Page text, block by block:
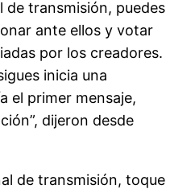
de transmisión, puedes
ante ellos y votar
por los creadores.
inicia una
el primer mensaje,
dijeron desde
de transmisión, toque